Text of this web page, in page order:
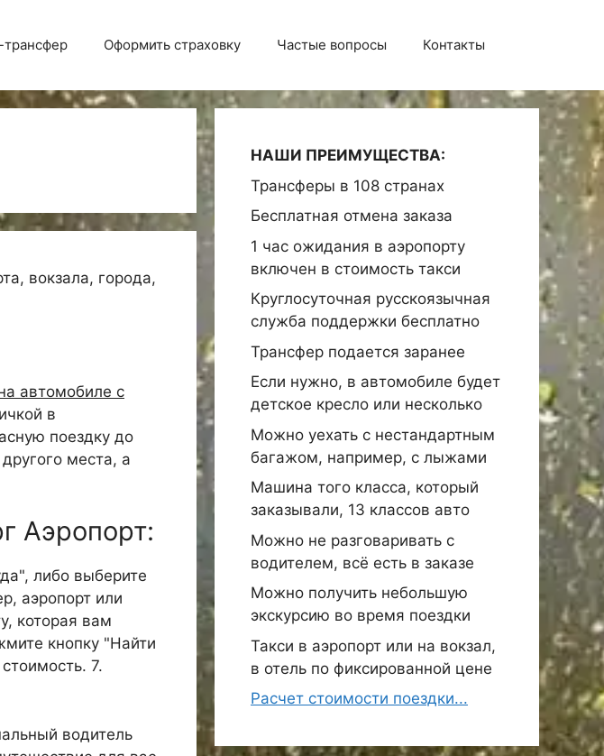
трансфер Оформить страховку Частые вопросы Контакты
вокзала, города,
автомобиле с
в
поездку до
места, а
Аэропорт:
либо выберите
аэропорт или
которая вам
кнопку "Найти
7.
водитель
НАШИ ПРЕИМУЩЕСТВА:
Трансферы в 108 странах
Бесплатная отмена заказа
1 час ожидания в аэропорту
включен в стоимость такси
Круглосуточная русскоязычная
служба поддержки бесплатно
Трансфер подается заранее
Если нужно, в автомобиле будет
детское кресло или несколько
Можно уехать с нестандартным
багажом, например, с лыжами
Машина того класса, который
заказывали, 13 классов авто
Можно не разговаривать с
водителем, всё есть в заказе
Можно получить небольшую
экскурсию во время поездки
Такси в аэропорт или на вокзал,
в отель по фиксированной цене
Расчет стоимости поездки...